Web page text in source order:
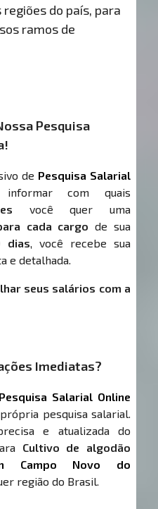
do país, para
ramos de
Pesquisa
de Pesquisa Salarial
com quais
você quer uma
cada cargo de sua
dias, você recebe sua
e detalhada.
seus salários com a
Imediatas?
Pesquisa Salarial Online
pesquisa salarial.
e atualizada do
Cultivo de algodão
Campo Novo do
região do Brasil.